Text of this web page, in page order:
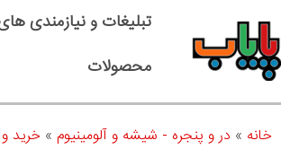
تبلیغات و نیازمندی
محصولات
خانه » در و پنجره - شیشه و آلومینیوم » خرید